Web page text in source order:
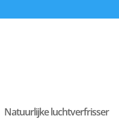
Natuurlijke luchtverfrisser